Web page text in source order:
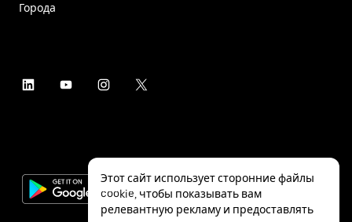
Города
Этот сайт использует сторонние файлы
cookie, чтобы показывать вам
релевантную рекламу и предоставлять